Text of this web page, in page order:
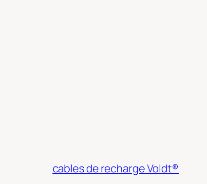
cables de recharge Voldt®